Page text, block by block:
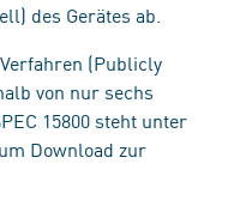
des Gerätes ab.
(Publicly
von nur sechs
15800 steht unter
Download zur